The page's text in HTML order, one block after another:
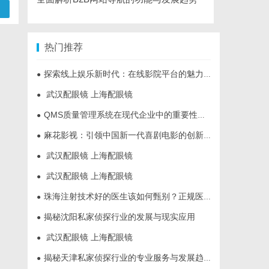
热门推荐
● 探索线上娱乐新时代：在线影院平台的魅力与未来发展趋势
● 武汉配眼镜 上海配眼镜
● QMS质量管理系统在现代企业中的重要性与应用实践
● 麻花影视：引领中国新一代喜剧电影的创新力量
● 武汉配眼镜 上海配眼镜
● 武汉配眼镜 上海配眼镜
● 珠海注射技术好的医生该如何甄别？正规医美医师资质核查指南
● 揭秘沈阳私家侦探行业的发展与现实应用
● 武汉配眼镜 上海配眼镜
● 揭秘天津私家侦探行业的专业服务与发展趋势